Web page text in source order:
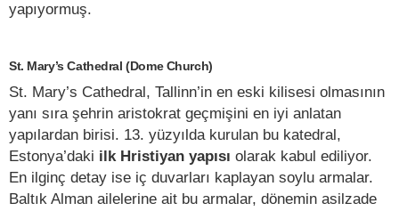
yapıyormuş.
St. Mary’s Cathedral (Dome Church)
St. Mary’s Cathedral, Tallinn’in en eski kilisesi olmasının
yanı sıra şehrin aristokrat geçmişini en iyi anlatan
yapılardan birisi. 13. yüzyılda kurulan bu katedral,
Estonya’daki ilk Hristiyan yapısı olarak kabul ediliyor.
En ilginç detay ise iç duvarları kaplayan soylu armalar.
Baltık Alman ailelerine ait bu armalar, dönemin asilzade